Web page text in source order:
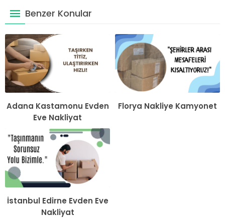
Benzer Konular
Adana Kastamonu Evden
Eve Nakliyat
Florya Nakliye Kamyonet
İstanbul Edirne Evden Eve
Nakliyat